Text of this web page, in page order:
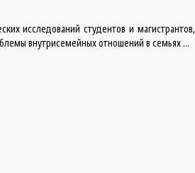
исследований студентов и магистрантов,
внутрисемейных отношений в семьях ...